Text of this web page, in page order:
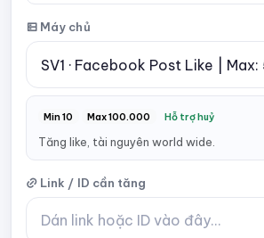
Máy chủ
Min 10 Max 100.000 Hỗ trợ huỷ
Tăng like, tài nguyên world wide.
Link / ID cần tăng